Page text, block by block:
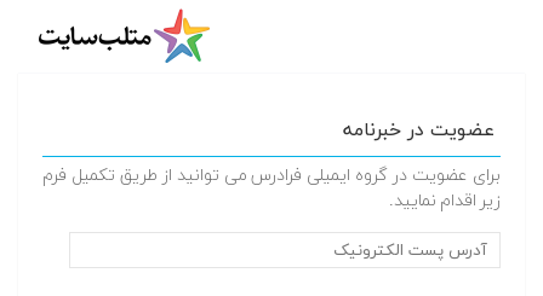
عضویت در خبرنامه
برای عضویت در گروه ایمیلی فرادرس می توانید از طریق تکمیل فرم
زیر اقدام نمایید.